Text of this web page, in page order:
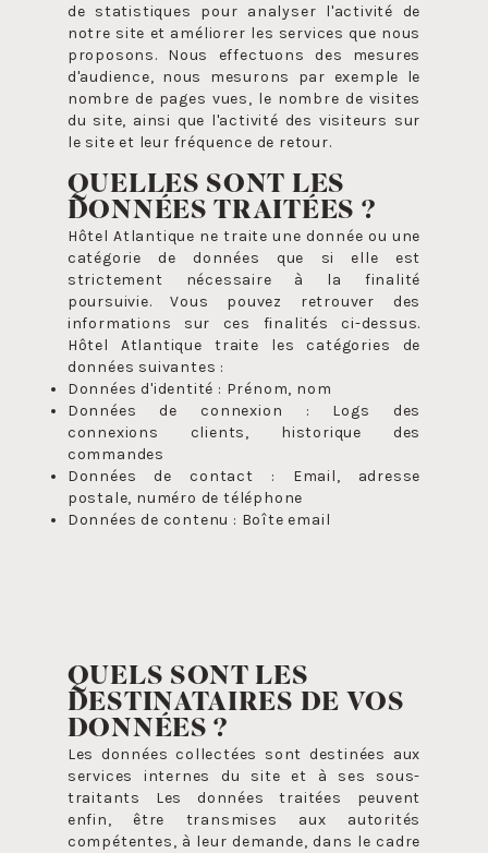
de statistiques pour analyser l'activité de
notre site et améliorer les services que nous
proposons. Nous effectuons des mesures
d'audience, nous mesurons par exemple le
nombre de pages vues, le nombre de visites
du site, ainsi que l'activité des visiteurs sur
le site et leur fréquence de retour.
QUELLES SONT LES
DONNÉES TRAITÉES ?
Hôtel Atlantique ne traite une donnée ou une
catégorie de données que si elle est
strictement nécessaire à la finalité
poursuivie. Vous pouvez retrouver des
informations sur ces finalités ci-dessus.
Hôtel Atlantique traite les catégories de
données suivantes :
Données d'identité : Prénom, nom
Données de connexion : Logs des
connexions clients, historique des
commandes
Données de contact : Email, adresse
postale, numéro de téléphone
Données de contenu : Boîte email
QUELS SONT LES
DESTINATAIRES DE VOS
DONNÉES ?
Les données collectées sont destinées aux
services internes du site et à ses sous-
traitants Les données traitées peuvent
enfin, être transmises aux autorités
compétentes, à leur demande, dans le cadre